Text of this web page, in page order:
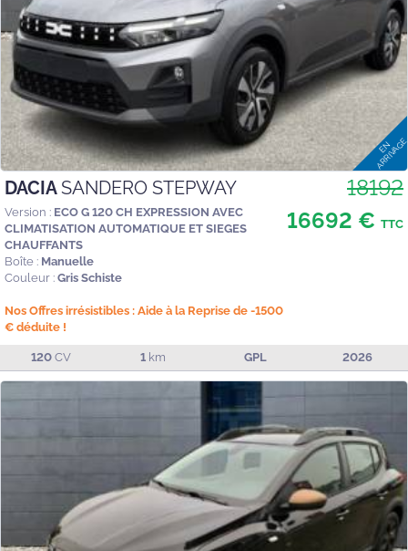
DACIASANDERO STEPWAY
Version : ECO G 120 CH EXPRESSION AVEC
CLIMATISATION AUTOMATIQUE ET SIEGES
CHAUFFANTS
Boîte : Manuelle
Couleur : Gris Schiste
Nos Offres irrésistibles : Aide à la Reprise de -1500
€ déduite !
18192
16692 € TTC
120 CV 1 km GPL 2026